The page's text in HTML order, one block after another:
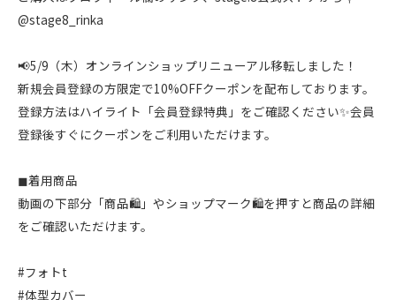
@stage8_rinka
📢5/9（木）オンラインショップリニューアル移転しました！
新規会員登録の方限定で10%OFFクーポンを配布しております。
登録方法はハイライト「会員登録特典」をご確認ください✨会員
登録後すぐにクーポンをご利用いただけます。
◼︎着用商品
動画の下部分「商品🛍️」やショップマーク🛍️を押すと商品の詳細
をご確認いただけます。
#フォトt
#体型カバー